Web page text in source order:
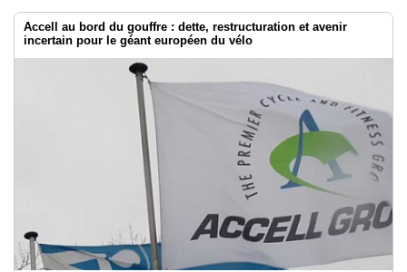
Accell au bord du gouffre : dette, restructuration et avenir
incertain pour le géant européen du vélo